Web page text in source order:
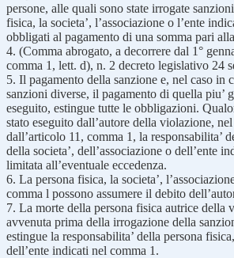
persone, alle quali sono state irrogate
fisica, la societa’, l’associazione o l’ente
obbligati al pagamento di una somma pari
4. (Comma abrogato, a decorrere dal 1°
comma 1, lett. d), n. 2 decreto legislativo 24
5. Il pagamento della sanzione e, nel caso in
sanzioni diverse, il pagamento di quella piu’
eseguito, estingue tutte le obbligazioni.
stato eseguito dall’autore della violazione,
dall’articolo 11, comma 1, la responsabilita’
della societa’, dell’associazione o dell’ente
limitata all’eventuale eccedenza.
6. La persona fisica, la societa’,
comma l possono assumere il debito
7. La morte della persona fisica autrice della
avvenuta prima della irrogazione della
estingue la responsabilita’ della persona
dell’ente indicati nel comma 1.